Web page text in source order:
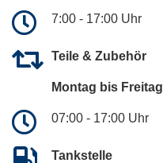
7:00 - 17:00 Uhr
Teile & Zubehör
Montag bis Freitag
07:00 - 17:00 Uhr
Tankstelle